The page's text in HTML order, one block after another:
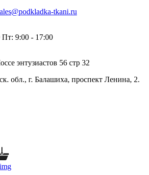
tkani.ru
9:00 - 17:00
энтузиастов 56 стр 32
обл., г. Балашиха, проспект Ленина, 2.